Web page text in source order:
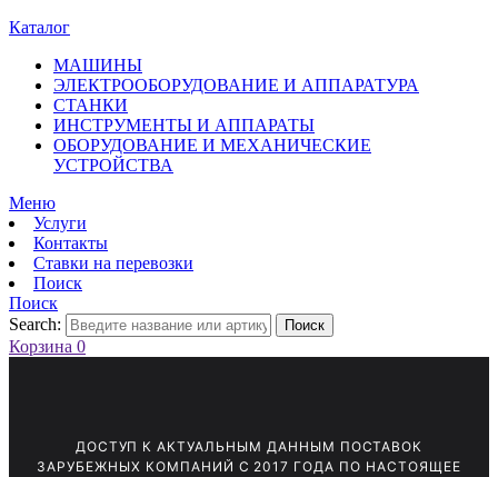
Каталог
МАШИНЫ
ЭЛЕКТРООБОРУДОВАНИЕ И АППАРАТУРА
СТАНКИ
ИНСТРУМЕНТЫ И АППАРАТЫ
ОБОРУДОВАНИЕ И МЕХАНИЧЕСКИЕ
УСТРОЙСТВА
Меню
Услуги
Контакты
Ставки на перевозки
Поиск
Поиск
Search:
Поиск
Корзина 0
ДОСТУП К АКТУАЛЬНЫМ ДАННЫМ ПОСТАВОК
ЗАРУБЕЖНЫХ КОМПАНИЙ С 2017 ГОДА ПО НАСТОЯЩЕЕ